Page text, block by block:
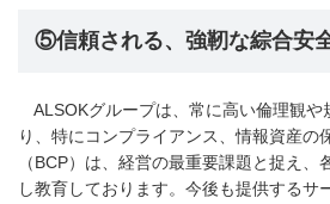
⑤信頼される、強靭な綜合安
ALSOKグループは、常に高い倫理観や
り、特にコンプライアンス、情報資産の
（BCP）は、経営の最重要課題と捉え、
し教育しております。今後も提供するサ